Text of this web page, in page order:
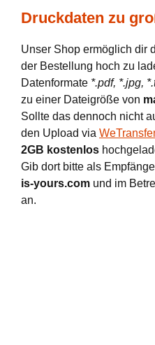
Druckdaten zu
Unser Shop ermöglich dir
der Bestellung hoch zu
Datenformate *.pdf, *.jpg,
zu einer Dateigröße von
Sollte das dennoch nicht
den Upload via
2GB kostenlos
Gib dort bitte als
is-yours.com und im
an.